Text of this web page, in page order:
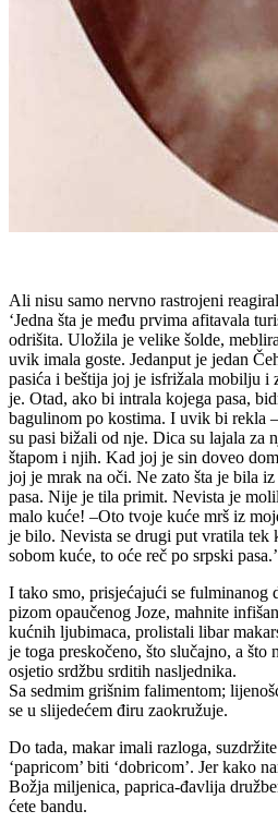
Ali nisu samo nervno rastrojeni
‘Jedna šta je među prvima afitavala
odrišita. Uložila je velike šolde,
uvik imala goste. Jedanput je jedan
pasića i beštija joj je isfrižala mobilju i
je. Otad, ako bi intrala kojega pasa,
bagulinom po kostima. I uvik bi rekla
su pasi bižali od nje. Dica su lajala za
štapom i njih. Kad joj je sin doveo
joj je mrak na oči. Ne zato šta je bila
pasa. Nije je tila primit. Nevista je
malo kuće! –Oto tvoje kuće mrš iz
je bilo. Nevista se drugi put vratila tek
sobom kuće, to oće reč po srpski pasa.’
I tako smo, prisjećajući se fulminanog
pizom opaučenog Joze, mahnite
kućnih ljubimaca, prolistali libar
je toga preskočeno, što slučajno, a što
osjetio srdžbu srditih nasljednika.
Sa sedmim grišnim falimentom;
se u slijedećem điru zaokružuje.
Do tada, makar imali razloga,
‘papricom’ biti ‘dobricom’. Jer kako
Božja miljenica, paprica-đavlija
ćete bandu.